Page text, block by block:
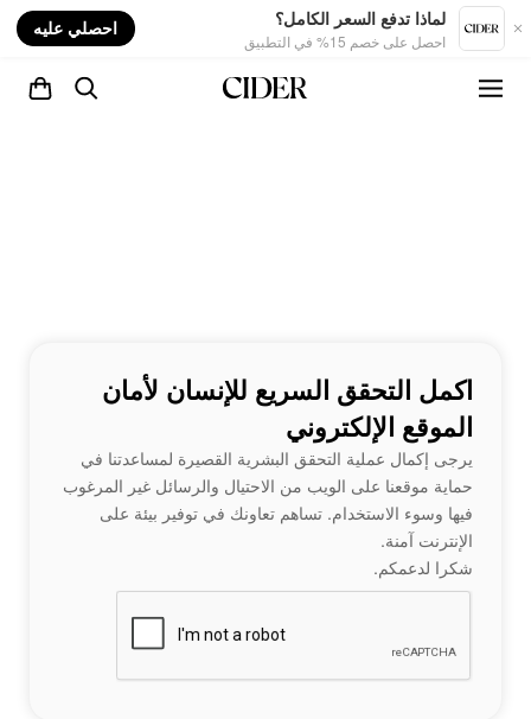
لماذا تدفع السعر الكامل؟
احصل على خصم 15% في التطبيق
احصلي عليه
اكمل التحقق السريع للإنسان لأمان
الموقع الإلكتروني
يرجى إكمال عملية التحقق البشرية القصيرة لمساعدتنا في
حماية موقعنا على الويب من الاحتيال والرسائل غير المرغوب
فيها وسوء الاستخدام. تساهم تعاونك في توفير بيئة على
الإنترنت آمنة.
شكرا لدعمكم.